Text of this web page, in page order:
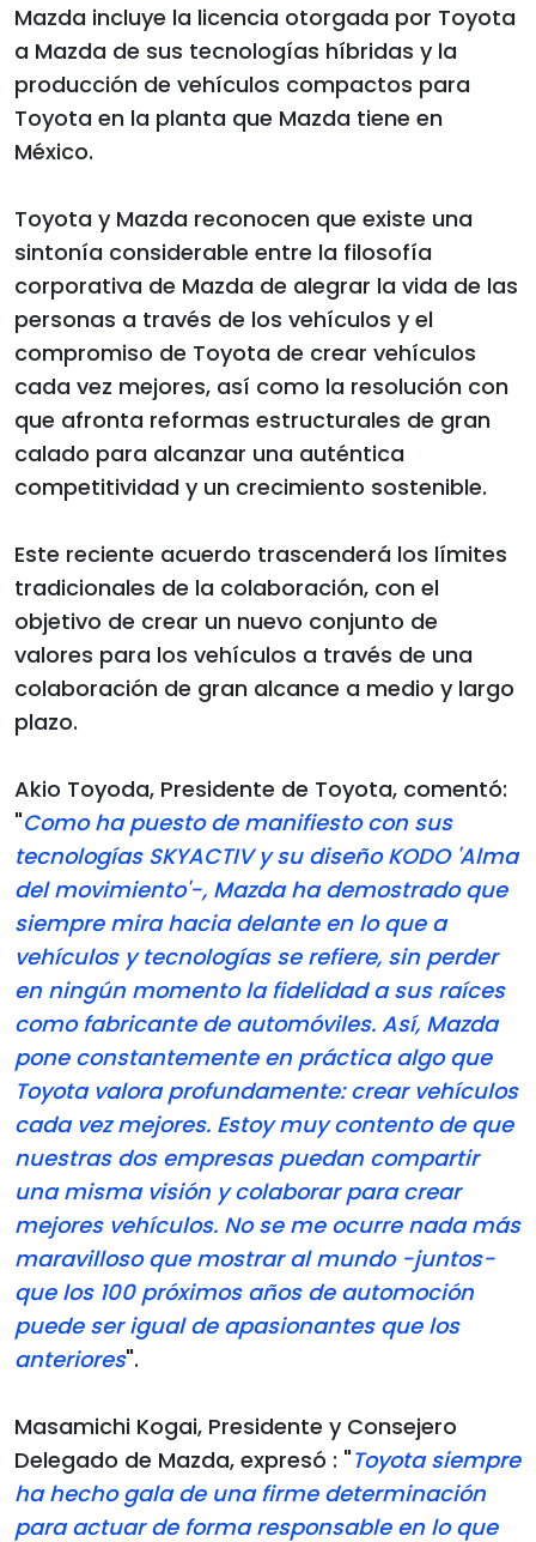
Mazda incluye la licencia otorgada por Toyota
a Mazda de sus tecnologías híbridas y la
producción de vehículos compactos para
Toyota en la planta que Mazda tiene en
México.
Toyota y Mazda reconocen que existe una
sintonía considerable entre la filosofía
corporativa de Mazda de alegrar la vida de las
personas a través de los vehículos y el
compromiso de Toyota de crear vehículos
cada vez mejores, así como la resolución con
que afronta reformas estructurales de gran
calado para alcanzar una auténtica
competitividad y un crecimiento sostenible.
Este reciente acuerdo trascenderá los límites
tradicionales de la colaboración, con el
objetivo de crear un nuevo conjunto de
valores para los vehículos a través de una
colaboración de gran alcance a medio y largo
plazo.
Akio Toyoda, Presidente de Toyota, comentó:
"Como ha puesto de manifiesto con sus
tecnologías SKYACTIV y su diseño KODO 'Alma
del movimiento'-, Mazda ha demostrado que
siempre mira hacia delante en lo que a
vehículos y tecnologías se refiere, sin perder
en ningún momento la fidelidad a sus raíces
como fabricante de automóviles. Así, Mazda
pone constantemente en práctica algo que
Toyota valora profundamente: crear vehículos
cada vez mejores. Estoy muy contento de que
nuestras dos empresas puedan compartir
una misma visión y colaborar para crear
mejores vehículos. No se me ocurre nada más
maravilloso que mostrar al mundo -juntos-
que los 100 próximos años de automoción
puede ser igual de apasionantes que los
anteriores".
Masamichi Kogai, Presidente y Consejero
Delegado de Mazda, expresó : "Toyota siempre
ha hecho gala de una firme determinación
para actuar de forma responsable en lo que